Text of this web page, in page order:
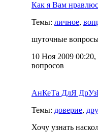
Как я Вам
Темы: личное,
шуточные
10 Ноя 2009 00:20,
вопросов
АнКеТа ДлЯ
Темы: доверие,
Хочу узнать